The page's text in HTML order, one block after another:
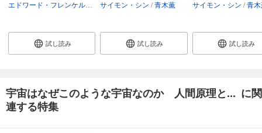
青木薫
試し読み
サイモン・シン 青木薫
試し読み
サイモン・シン 青
試し読み
宇宙はなぜこのような宇宙なのか 人間原理と... に関
連する特集